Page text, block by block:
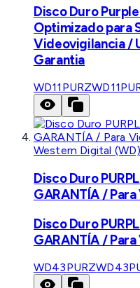
Disco Duro
Optimizado para
Videovigilancia /
Garantia
WD11PURZ
Western Digital (WD)
Disco Duro
GARANTÍA /
Disco Duro
GARANTÍA /
WD43PURZ